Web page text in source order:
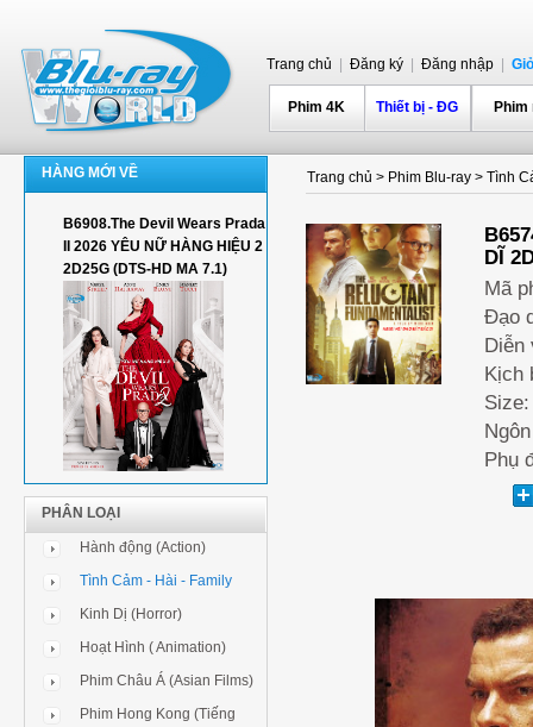
Trang chủ Đăng ký Đăng nhập
Phim 4K Thiết bị - ĐG
HÀNG MỚI VỀ
B6908.The Devil Wears Prada
II 2026 YÊU NỮ HÀNG HIỆU 2
2D25G (DTS-HD MA 7.1)
PHÂN LOẠI
Hành động (Action)
Tình Cảm - Hài - Family
Kinh Dị (Horror)
Hoạt Hình ( Animation)
Phim Châu Á (Asian Films)
Phim Hong Kong (Tiếng
Trang chủ > Phim Blu-ray > Tình
DĨ
Mã
Đạo
Diễn
Kịch
Phụ